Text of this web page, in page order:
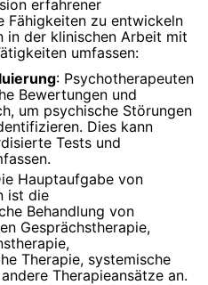
erfahrener
Fähigkeiten zu entwickeln
in der klinischen Arbeit mit
umfassen:
: Psychotherapeuten
Bewertungen und
um psychische Störungen
Dies kann
Tests und
Hauptaufgabe von
ist die
Behandlung von
Gesprächstherapie,
Therapie, systemische
Therapieansätze an.